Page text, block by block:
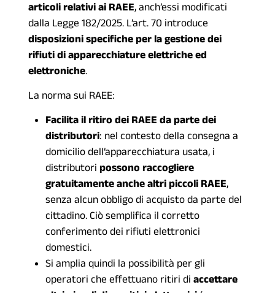
articoli relativi ai RAEE, anch’essi modificati
dalla Legge 182/2025. L’art. 70 introduce
disposizioni specifiche per la gestione dei
rifiuti di apparecchiature elettriche ed
elettroniche.
La norma sui RAEE:
Facilita il ritiro dei RAEE da parte dei
distributori: nel contesto della consegna a
domicilio dell’apparecchiatura usata, i
distributori possono raccogliere
gratuitamente anche altri piccoli RAEE,
senza alcun obbligo di acquisto da parte del
cittadino. Ciò semplifica il corretto
conferimento dei rifiuti elettronici
domestici.
Si amplia quindi la possibilità per gli
operatori che effettuano ritiri di accettare